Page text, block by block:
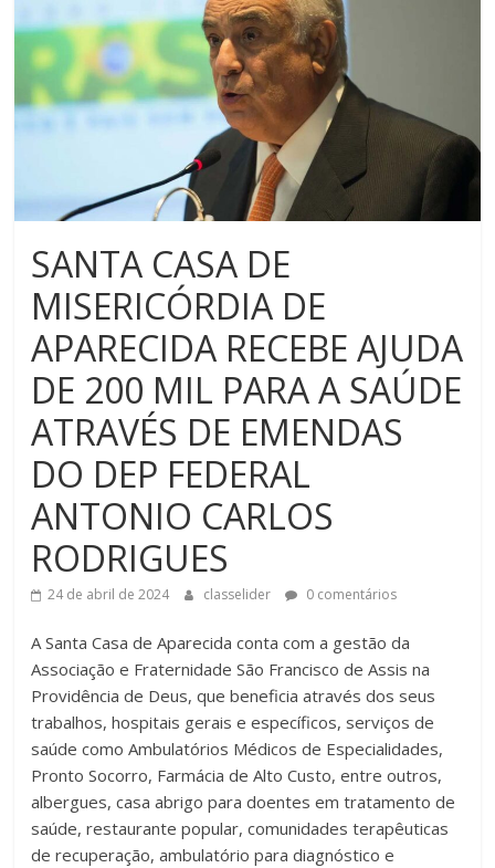
SANTA CASA DE
MISERICÓRDIA DE
APARECIDA RECEBE AJUDA
DE 200 MIL PARA A SAÚDE
ATRAVÉS DE EMENDAS
DO DEP FEDERAL
ANTONIO CARLOS
RODRIGUES
24 de abril de 2024 classelider 0 comentários
A Santa Casa de Aparecida conta com a gestão da
Associação e Fraternidade São Francisco de Assis na
Providência de Deus, que beneficia através dos seus
trabalhos, hospitais gerais e específicos, serviços de
saúde como Ambulatórios Médicos de Especialidades,
Pronto Socorro, Farmácia de Alto Custo, entre outros,
albergues, casa abrigo para doentes em tratamento de
saúde, restaurante popular, comunidades terapêuticas
de recuperação, ambulatório para diagnóstico e